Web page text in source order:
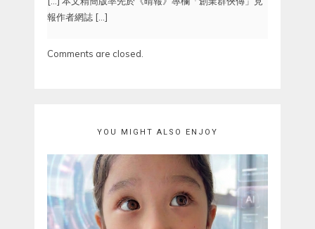
報作者網誌 […]
Comments are closed.
YOU MIGHT ALSO ENJOY